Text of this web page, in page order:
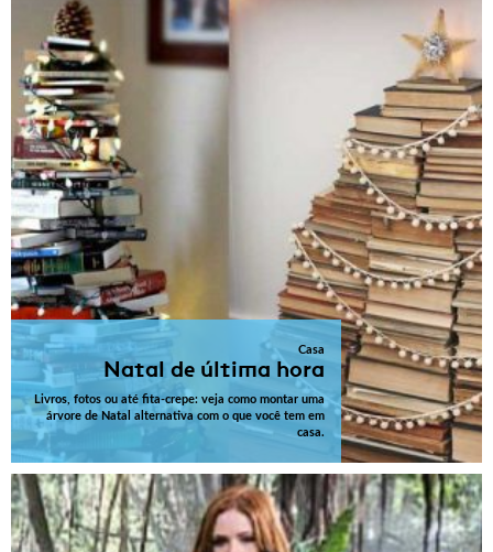
Casa
Natal de última hora
Livros, fotos ou até fita-crepe: veja como montar uma
árvore de Natal alternativa com o que você tem em
casa.